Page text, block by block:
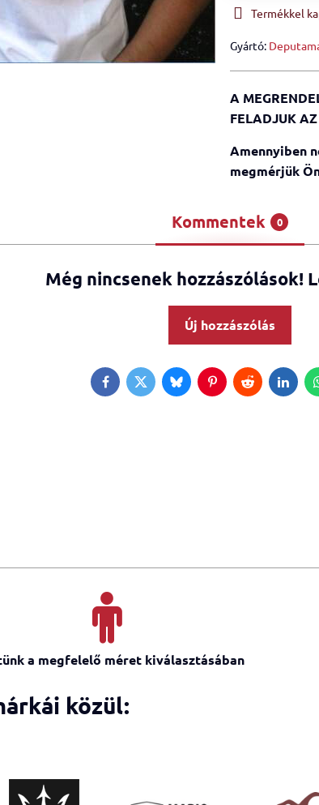
Termékkel
Gyártó:
A
FELADJUK
Amennyiben
megmérjük
Kommentek 0
Még nincsenek hozzászólások!
Új hozzászólás
FacebookTwitterBlueskyPinterestReddit
a megfelelő méret kiválasztásában
közül: